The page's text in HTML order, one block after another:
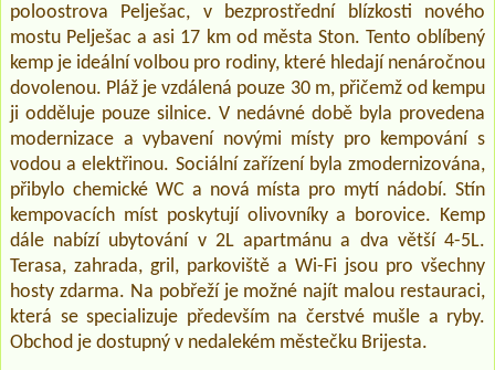
poloostrova Pelješac, v bezprostřední blízkosti nového
mostu Pelješac a asi 17 km od města Ston. Tento oblíbený
kemp je ideální volbou pro rodiny, které hledají nenáročnou
dovolenou. Pláž je vzdálená pouze 30 m, přičemž od kempu
ji odděluje pouze silnice. V nedávné době byla provedena
modernizace a vybavení novými místy pro kempování s
vodou a elektřinou. Sociální zařízení byla zmodernizována,
přibylo chemické WC a nová místa pro mytí nádobí. Stín
kempovacích míst poskytují olivovníky a borovice. Kemp
dále nabízí ubytování v 2L apartmánu a dva větší 4-5L.
Terasa, zahrada, gril, parkoviště a Wi-Fi jsou pro všechny
hosty zdarma. Na pobřeží je možné najít malou restauraci,
která se specializuje především na čerstvé mušle a ryby.
Obchod je dostupný v nedalekém městečku Brijesta.